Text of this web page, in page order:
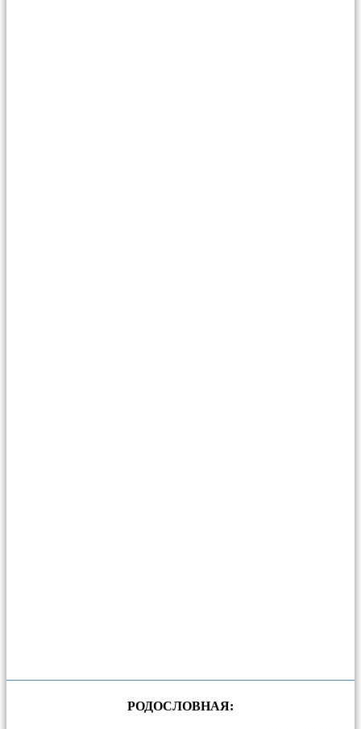
РОДОСЛОВНАЯ: